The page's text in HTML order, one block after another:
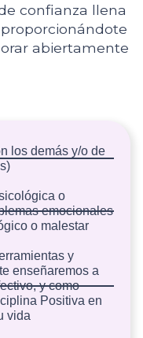
confianza llena
abiertamente
los demás y/o de
o
emocionales
o malestar
y
enseñaremos a
y como
Positiva en
vida